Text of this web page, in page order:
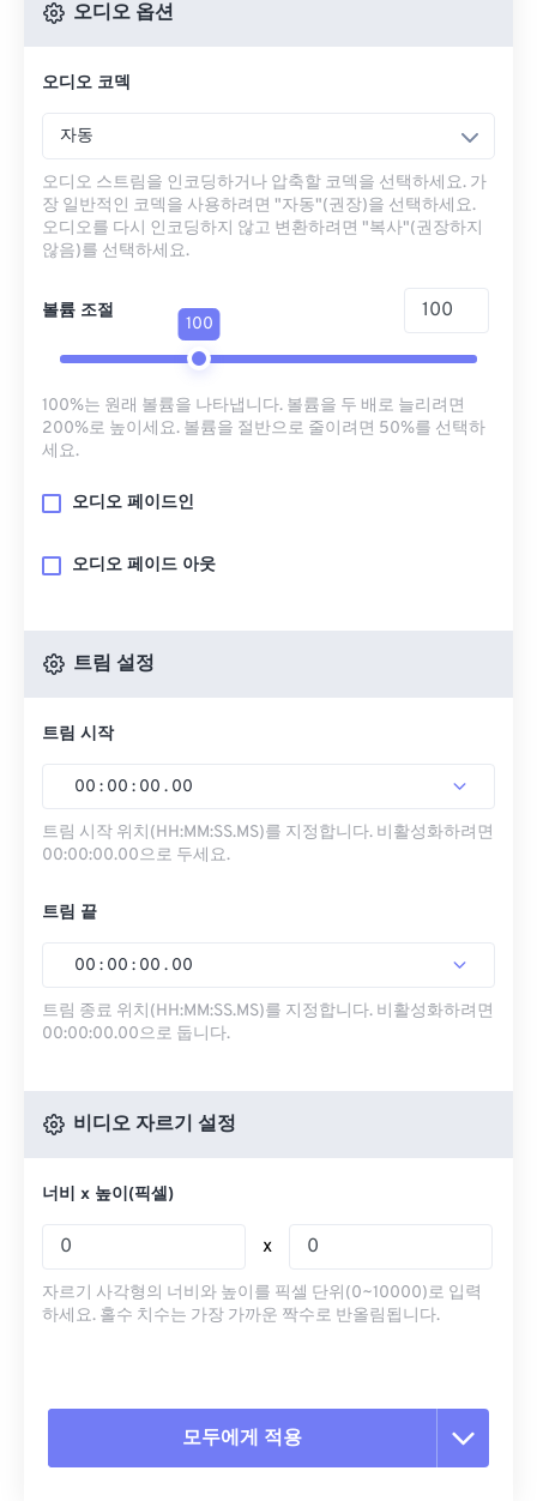
오디오 옵션
오디오 코덱
자동
오디오 스트림을 인코딩하거나 압축할 코덱을 선택하세요. 가
장 일반적인 코덱을 사용하려면 "자동"(권장)을 선택하세요.
오디오를 다시 인코딩하지 않고 변환하려면 "복사"(권장하지
않음)를 선택하세요.
볼륨 조절
100
100%는 원래 볼륨을 나타냅니다. 볼륨을 두 배로 늘리려면
200%로 높이세요. 볼륨을 절반으로 줄이려면 50%를 선택하
세요.
오디오 페이드인
오디오 페이드 아웃
트림 설정
트림 시작
00 : 00 : 00 . 00
트림 시작 위치(HH:MM:SS.MS)를 지정합니다. 비활성화하려면
00:00:00.00으로 두세요.
트림 끝
00 : 00 : 00 . 00
트림 종료 위치(HH:MM:SS.MS)를 지정합니다. 비활성화하려면
00:00:00.00으로 둡니다.
비디오 자르기 설정
너비 x 높이(픽셀)
x
자르기 사각형의 너비와 높이를 픽셀 단위(0~10000)로 입력
하세요. 홀수 치수는 가장 가까운 짝수로 반올림됩니다.
모두에게 적용